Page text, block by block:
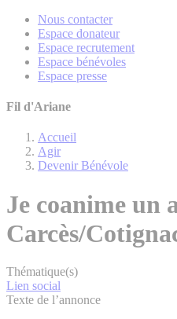
Nous contacter
Espace donateur
Espace recrutement
Espace bénévoles
Espace presse
Fil d'Ariane
Accueil
Agir
Devenir Bénévole
Je coanime un
Carcès/
Thématique(s)
Lien social
Texte de l’annonce